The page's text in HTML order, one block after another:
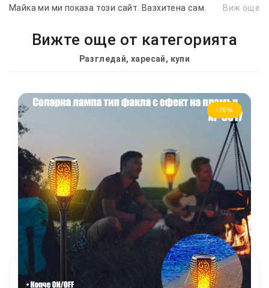
Майка ми ми показа този сайт. Вазхитена сам.
Виж още
Вижте още от категорията
Разгледай, харесай, купи
-76%